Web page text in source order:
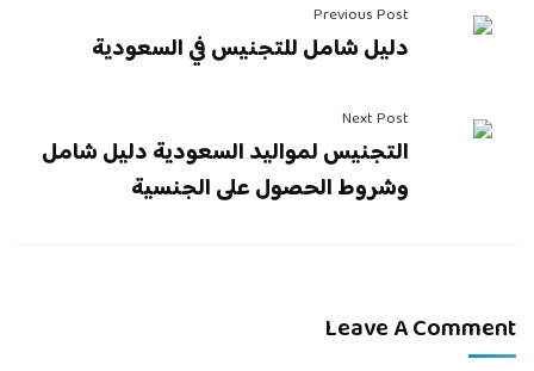
Previous Post
دليل شامل للتجنيس في السعودية
Next Post
التجنيس لمواليد السعودية دليل شامل
وشروط الحصول على الجنسية
Leave A Comment